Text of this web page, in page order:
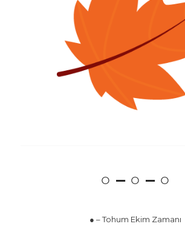
○ – ○ – ○
● – Tohum Ekim Zamanı